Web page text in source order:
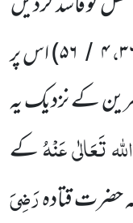
،۴ / ۵۶)اس پر
کے نزدیک یہ
تَعَالٰی عَنْہُکے
حضرت قتادہرَضِیَ